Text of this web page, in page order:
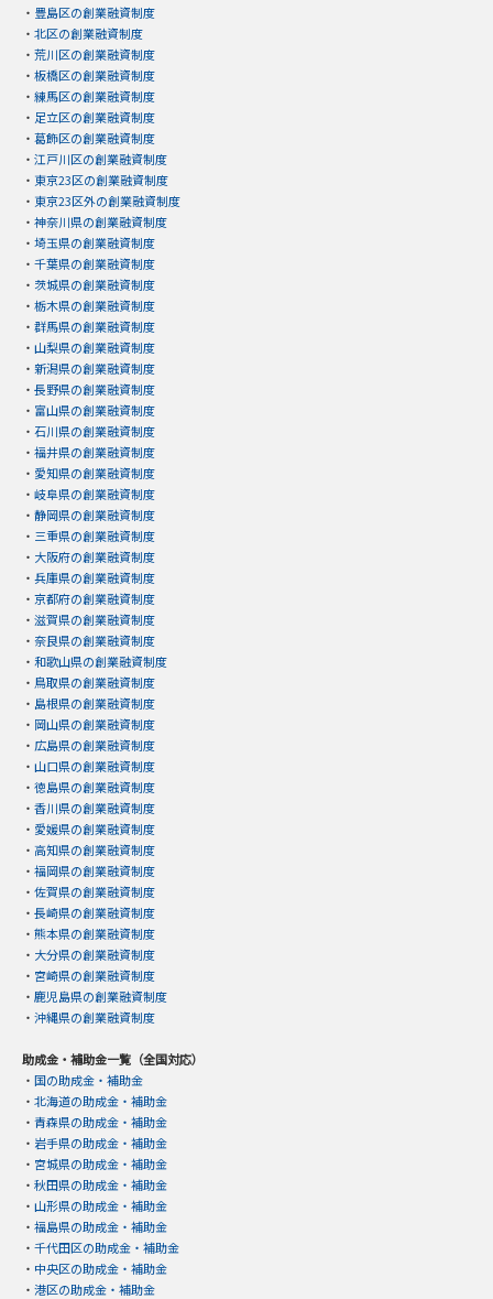
・ 豊島区の創業融資制度
・ 北区の創業融資制度
・ 荒川区の創業融資制度
・ 板橋区の創業融資制度
・ 練馬区の創業融資制度
・ 足立区の創業融資制度
・ 葛飾区の創業融資制度
・ 江戸川区の創業融資制度
・ 東京23区の創業融資制度
・ 東京23区外の創業融資制度
・ 神奈川県の創業融資制度
・ 埼玉県の創業融資制度
・ 千葉県の創業融資制度
・ 茨城県の創業融資制度
・ 栃木県の創業融資制度
・ 群馬県の創業融資制度
・ 山梨県の創業融資制度
・ 新潟県の創業融資制度
・ 長野県の創業融資制度
・ 富山県の創業融資制度
・ 石川県の創業融資制度
・ 福井県の創業融資制度
・ 愛知県の創業融資制度
・ 岐阜県の創業融資制度
・ 静岡県の創業融資制度
・ 三重県の創業融資制度
・ 大阪府の創業融資制度
・ 兵庫県の創業融資制度
・ 京都府の創業融資制度
・ 滋賀県の創業融資制度
・ 奈良県の創業融資制度
・ 和歌山県の創業融資制度
・ 鳥取県の創業融資制度
・ 島根県の創業融資制度
・ 岡山県の創業融資制度
・ 広島県の創業融資制度
・ 山口県の創業融資制度
・ 徳島県の創業融資制度
・ 香川県の創業融資制度
・ 愛媛県の創業融資制度
・ 高知県の創業融資制度
・ 福岡県の創業融資制度
・ 佐賀県の創業融資制度
・ 長崎県の創業融資制度
・ 熊本県の創業融資制度
・ 大分県の創業融資制度
・ 宮崎県の創業融資制度
・ 鹿児島県の創業融資制度
・ 沖縄県の創業融資制度
助成金・補助金一覧（全国対応）
・ 国の助成金・補助金
・ 北海道の助成金・補助金
・ 青森県の助成金・補助金
・ 岩手県の助成金・補助金
・ 宮城県の助成金・補助金
・ 秋田県の助成金・補助金
・ 山形県の助成金・補助金
・ 福島県の助成金・補助金
・ 千代田区の助成金・補助金
・ 中央区の助成金・補助金
・ 港区の助成金・補助金